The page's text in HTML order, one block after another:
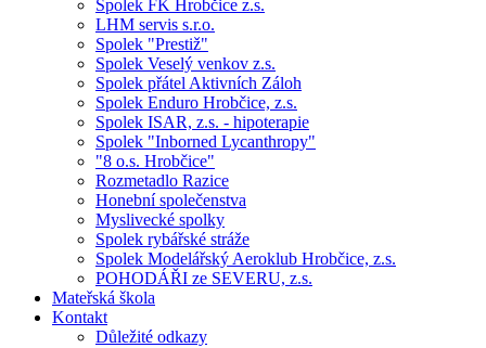
Spolek FK Hrobčice z.s.
LHM servis s.r.o.
Spolek "Prestiž"
Spolek Veselý venkov z.s.
Spolek přátel Aktivních Záloh
Spolek Enduro Hrobčice, z.s.
Spolek ISAR, z.s. - hipoterapie
Spolek "Inborned Lycanthropy"
"8 o.s. Hrobčice"
Rozmetadlo Razice
Honební společenstva
Myslivecké spolky
Spolek rybářské stráže
Spolek Modelářský Aeroklub Hrobčice, z.s.
POHODÁŘI ze SEVERU, z.s.
Mateřská škola
Kontakt
Důležité odkazy